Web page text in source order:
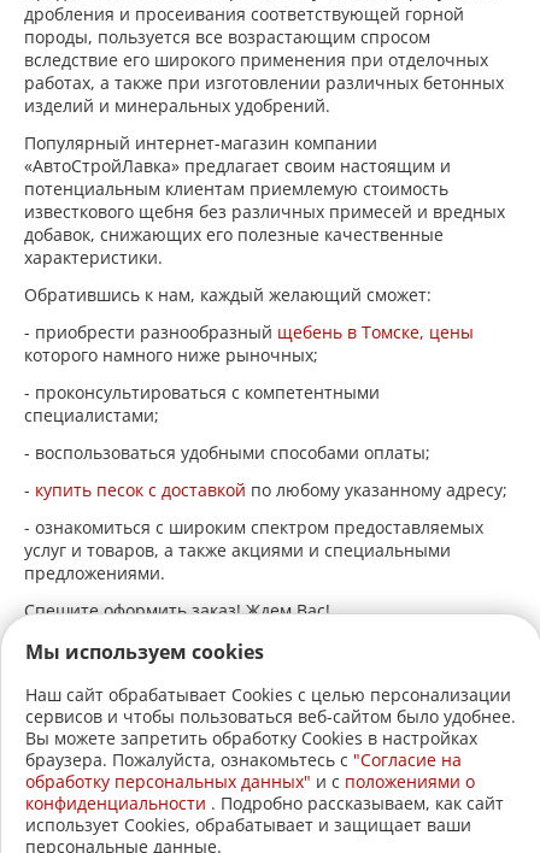
дробления и просеивания соответствующей горной
породы, пользуется все возрастающим спросом
вследствие его широкого применения при отделочных
работах, а также при изготовлении различных бетонных
изделий и минеральных удобрений.
Популярный интернет-магазин компании
«АвтоСтройЛавка» предлагает своим настоящим и
потенциальным клиентам приемлемую стоимость
известкового щебня без различных примесей и вредных
добавок, снижающих его полезные качественные
характеристики.
Обратившись к нам, каждый желающий сможет:
- приобрести разнообразный щебень в Томске, цены
которого намного ниже рыночных;
- проконсультироваться с компетентными
специалистами;
- воспользоваться удобными способами оплаты;
- купить песок с доставкой по любому указанному адресу;
- ознакомиться с широким спектром предоставляемых
услуг и товаров, а также акциями и специальными
предложениями.
Спешите оформить заказ! Ждем Вас!
+7 (3822)22-17-60
+7 (3822)21-30-30
2005-2026 © АвтоСтройЛавка.
Мы используем cookies
Наш сайт обрабатывает Cookies с целью персонализации
сервисов и чтобы пользоваться веб-сайтом было удобнее.
Вы можете запретить обработку Cookies в настройках
браузера. Пожалуйста, ознакомьтесь с "Согласие на
обработку персональных данных" и c положениями о
конфиденциальности . Подробно рассказываем, как сайт
использует Cookies, обрабатывает и защищает ваши
персональные данные.